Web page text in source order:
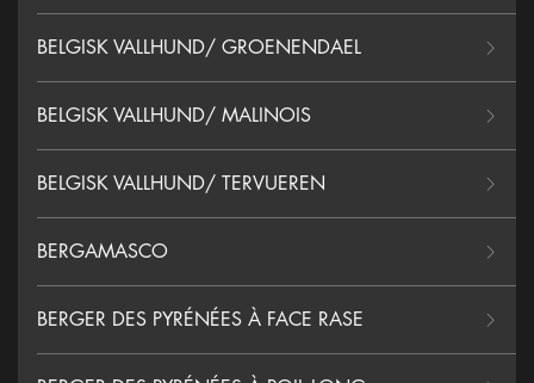
BELGISK VALLHUND/ GROENENDAEL
BELGISK VALLHUND/ MALINOIS
BELGISK VALLHUND/ TERVUEREN
BERGAMASCO
BERGER DES PYRÉNÉES À FACE RASE